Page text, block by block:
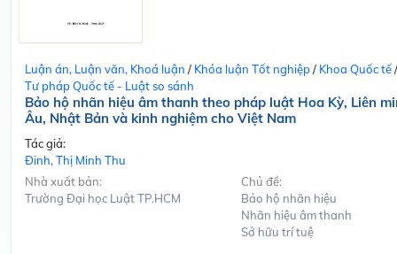
Luận án, Luận văn, Khoá luận / Khóa luận Tốt nghiệp/ Khoa Quốc tế/
Tư pháp Quốc tế - Luật so sánh
Bảo hộ nhãn hiệu âm thanh theo pháp luật Hoa Kỳ, Liên
Âu, Nhật Bản và kinh nghiệm cho Việt Nam
Tác giả:
Đinh, Thị Minh Thu
Nhà xuất bản:
Trường Đại học Luật TP.HCM
Chủ đề:
Bảo hộ nhãn hiệu
Nhãn hiệu âm thanh
Sở hữu trí tuệ